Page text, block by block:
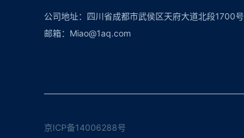
公司地址：四川省成都市武侯区天府大道北段1700号
邮箱：Miao@1aq.com
京ICP备14006288号